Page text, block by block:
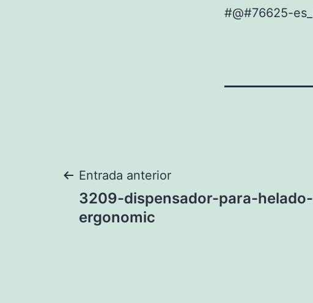
#@#76625-
Navegación
de
Entrada anterior
3209-dispensador-para-helado-
ergonomic